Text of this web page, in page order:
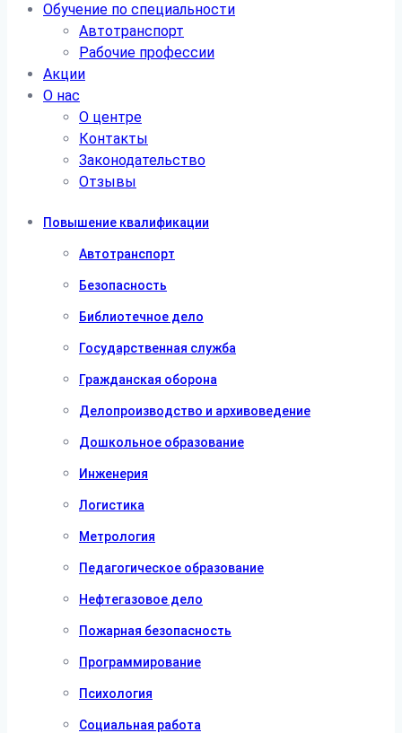
Обучение по специальности
Автотранспорт
Рабочие профессии
Акции
О нас
О центре
Контакты
Законодательство
Отзывы
Повышение квалификации
Автотранспорт
Безопасность
Библиотечное дело
Государственная служба
Гражданская оборона
Делопроизводство и архивоведение
Дошкольное образование
Инженерия
Логистика
Метрология
Педагогическое образование
Нефтегазовое дело
Пожарная безопасность
Программирование
Психология
Социальная работа